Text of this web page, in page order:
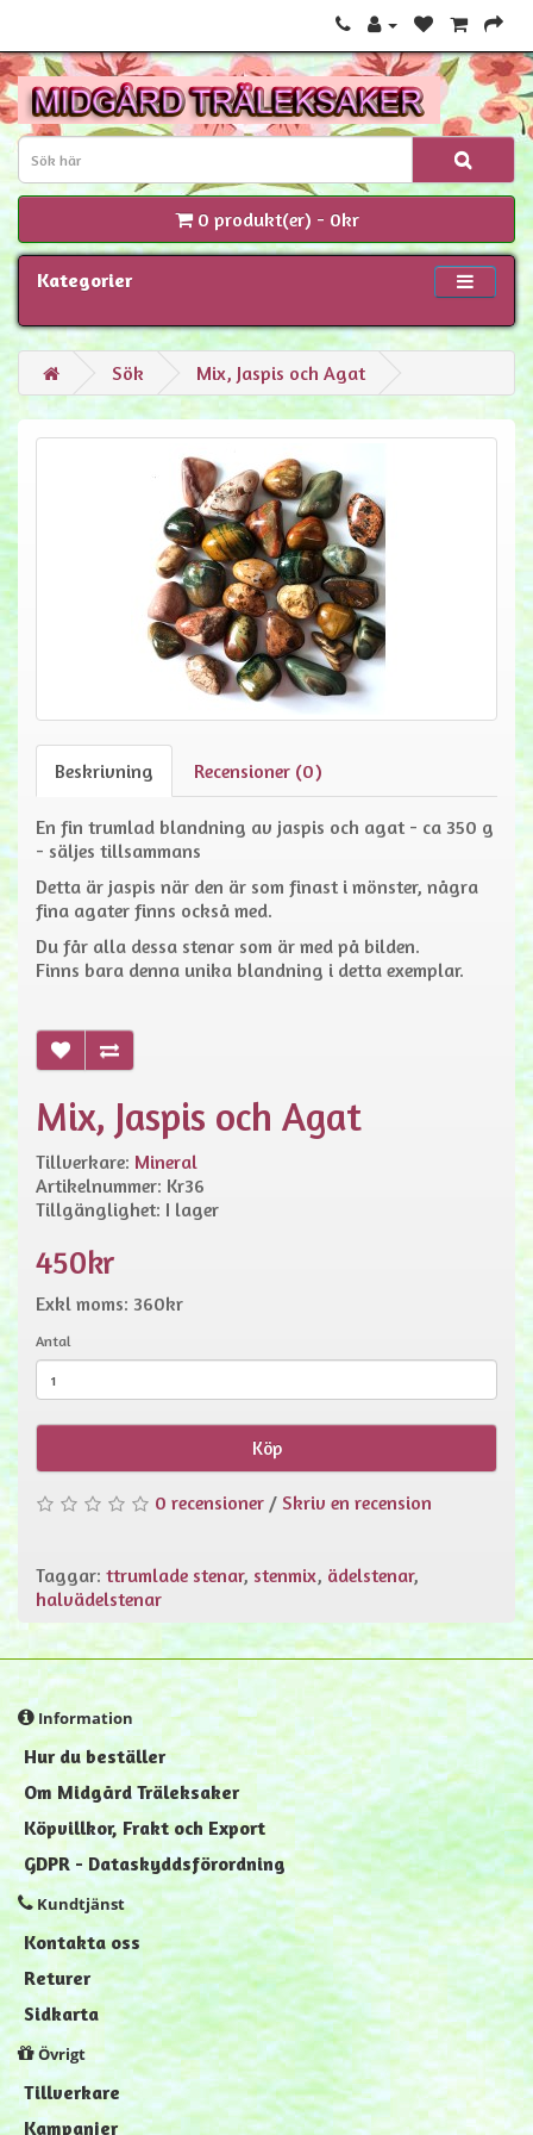
0 produkt(er) - 0kr
Kategorier
Sök Mix, Jaspis och Agat
Beskrivning Recensioner (0)
En fin trumlad blandning av jaspis och agat - ca 350 g
- säljes tillsammans
Detta är jaspis när den är som finast i mönster, några
fina agater finns också med.
Du får alla dessa stenar som är med på bilden.
Finns bara denna unika blandning i detta exemplar.
Mix, Jaspis och Agat
Tillverkare: Mineral
Artikelnummer: Kr36
Tillgänglighet: I lager
450kr
Exkl moms: 360kr
Antal
Köp
0 recensioner / Skriv en recension
Taggar: ttrumlade stenar, stenmix, ädelstenar,
halvädelstenar
Information
Hur du beställer
Om Midgård Träleksaker
Köpvillkor, Frakt och Export
GDPR - Dataskyddsförordning
Kundtjänst
Kontakta oss
Returer
Sidkarta
Övrigt
Tillverkare
Kampanjer